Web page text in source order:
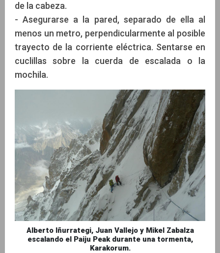
de la cabeza.
- Asegurarse a la pared, separado de ella al
menos un metro, perpendicularmente al posible
trayecto de la corriente eléctrica. Sentarse en
cuclillas sobre la cuerda de escalada o la
mochila.
Alberto Iñurrategi, Juan Vallejo y Mikel Zabalza
escalando el Paiju Peak durante una tormenta,
Karakorum.